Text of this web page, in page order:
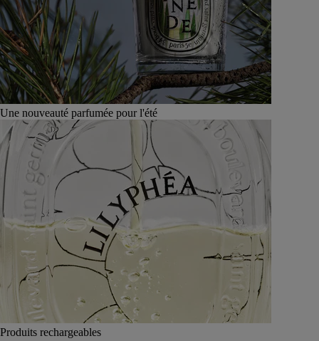
Une nouveauté parfumée pour l'été
Produits rechargeables